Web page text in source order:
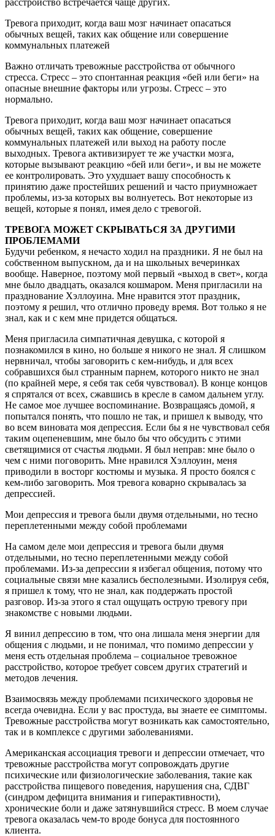
Тревога приходит, когда ваш мозг начинает опасаться
обычных вещей, таких как общение или совершение
коммунальных платежей
Важно отличать тревожные расстройства от обычного
стресса. Стресс – это спонтанная реакция «бей или беги» на
опасные внешние факторы или угрозы. Стресс – это
нормально.
Тревога приходит, когда ваш мозг начинает опасаться
обычных вещей, таких как общение, совершение
коммунальных платежей или выход на работу после
выходных. Тревога активизирует те же участки мозга,
которые вызывают реакцию «бей или беги», и вы не можете
ее контролировать. Это ухудшает вашу способность к
принятию даже простейших решений и часто приумножает
проблемы, из-за которых вы волнуетесь. Вот некоторые из
вещей, которые я понял, имея дело с тревогой.
ТРЕВОГА МОЖЕТ СКРЫВАТЬСЯ ЗА ДРУГИМИ
ПРОБЛЕМАМИ
Будучи ребенком, я нечасто ходил на праздники. Я не был на
собственном выпускном, да и на школьных вечеринках
вообще. Наверное, поэтому мой первый «выход в свет», когда
мне было двадцать, оказался кошмаром. Меня пригласили на
празднование Хэллоуина. Мне нравится этот праздник,
поэтому я решил, что отлично проведу время. Вот только я не
знал, как и с кем мне придется общаться.
Меня пригласила симпатичная девушка, с которой я
познакомился в кино, но больше я никого не знал. Я слишком
нервничал, чтобы заговорить с кем-нибудь, и для всех
собравшихся был странным парнем, которого никто не знал
(по крайней мере, я себя так себя чувствовал). В конце концов
я спрятался от всех, сжавшись в кресле в самом дальнем углу.
Не самое мое лучшее воспоминание. Возвращаясь домой, я
попытался понять, что пошло не так, и пришел к выводу, что
во всем виновата моя депрессия. Если бы я не чувствовал себя
таким оцепеневшим, мне было бы что обсудить с этими
светящимися от счастья людьми. Я был неправ: мне было о
чем с ними поговорить. Мне нравился Хэллоуин, меня
приводили в восторг костюмы и музыка. Я просто боялся с
кем-либо заговорить. Моя тревога коварно скрывалась за
депрессией.
Мои депрессия и тревога были двумя отдельными, но тесно
переплетенными между собой проблемами
На самом деле мои депрессия и тревога были двумя
отдельными, но тесно переплетенными между собой
проблемами. Из-за депрессии я избегал общения, потому что
социальные связи мне казались бесполезными. Изолируя себя,
я пришел к тому, что не знал, как поддержать простой
разговор. Из-за этого я стал ощущать острую тревогу при
знакомстве с новыми людьми.
Я винил депрессию в том, что она лишала меня энергии для
общения с людьми, и не понимал, что помимо депрессии у
меня есть отдельная проблема – социальное тревожное
расстройство, которое требует совсем других стратегий и
методов лечения.
Взаимосвязь между проблемами психического здоровья не
всегда очевидна. Если у вас простуда, вы знаете ее симптомы.
Тревожные расстройства могут возникать как самостоятельно,
так и в комплексе с другими заболеваниями.
Американская ассоциация тревоги и депрессии отмечает, что
тревожные расстройства могут сопровождать другие
психические или физиологические заболевания, такие как
расстройства пищевого поведения, нарушения сна, СДВГ
(синдром дефицита внимания и гиперактивности),
хронические боли и даже затянувшийся стресс. В моем случае
тревога оказалась чем-то вроде бонуса для постоянного
клиента.